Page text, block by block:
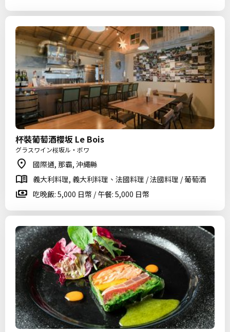
杯裝葡萄酒櫻坂 Le Bois
グラスワイン桜坂ル・ボワ
國際通, 那霸, 沖繩縣
義大利料理, 義大利料理、法國料理 / 法國料理 / 葡萄酒
吃晚飯: 5,000 日幣 / 午餐: 5,000 日幣